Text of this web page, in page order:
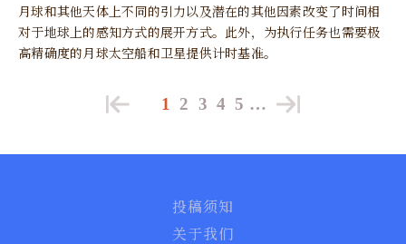
月球和其他天体上不同的引力以及潜在的其他因素改变了时间相
对于地球上的感知方式的展开方式。此外，为执行任务也需要极
高精确度的月球太空船和卫星提供计时基准。
1 2 3 4 5 …
投稿须知
关于我们